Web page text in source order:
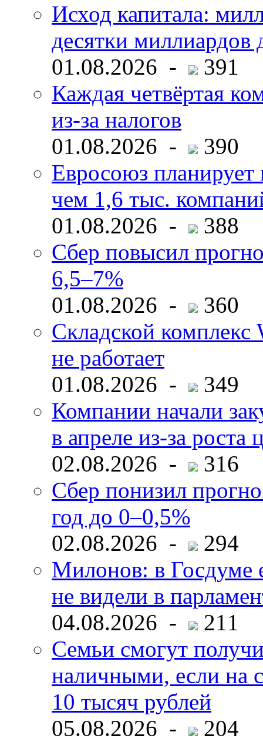
Исход капитала:
десятки миллиардов
01.08.2026 -
391
Каждая четвёртая
из-за налогов
01.08.2026 -
390
Евросоюз планирует
чем 1,6 тыс.
01.08.2026 -
388
Сбер повысил
6,5–7%
01.08.2026 -
360
Складской комплекс
не работает
01.08.2026 -
349
Компании начали
в апреле из-за роста
02.08.2026 -
316
Сбер понизил
год до 0–0,5%
02.08.2026 -
294
Милонов: в Госдуме
не видели в
04.08.2026 -
211
Семьи смогут
наличными, если на
10 тысяч рублей
05.08.2026 -
204